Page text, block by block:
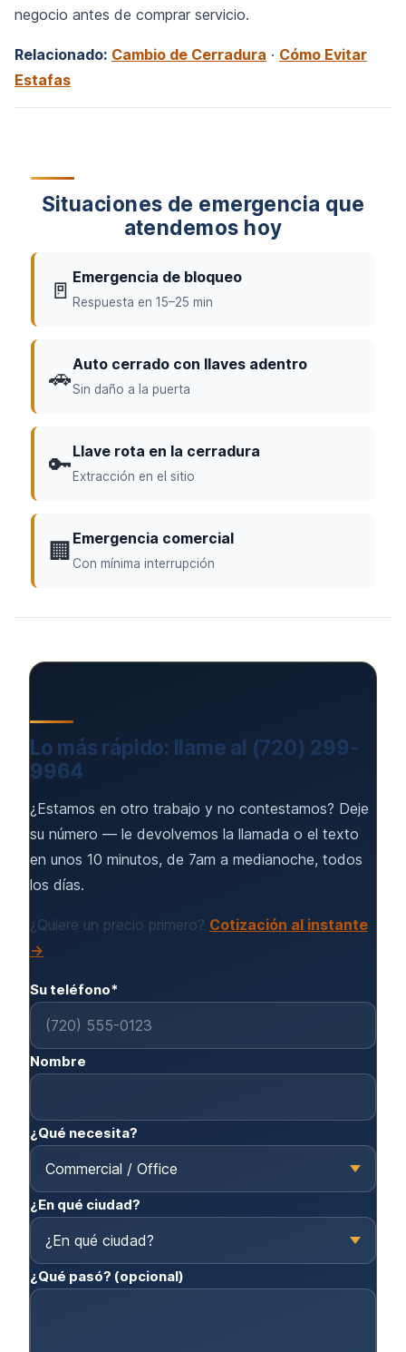
negocio antes de comprar servicio.
Relacionado: Cambio de Cerradura · Cómo Evitar
Estafas
Situaciones de emergencia que
atendemos hoy
🚪 Emergencia de bloqueo
Respuesta en 15–25 min
🚗Auto cerrado con llaves adentro
Sin daño a la puerta
🔑Llave rota en la cerradura
Extracción en el sitio
🏢 Emergencia comercial
Con mínima interrupción
Lo más rápido: llame al (720) 299-
9964
¿Estamos en otro trabajo y no contestamos? Deje
su número — le devolvemos la llamada o el texto
en unos 10 minutos, de 7am a medianoche, todos
los días.
¿Quiere un precio primero? Cotización al instante
→
Su teléfono*
Nombre
¿Qué necesita?
¿En qué ciudad?
¿Qué pasó? (opcional)